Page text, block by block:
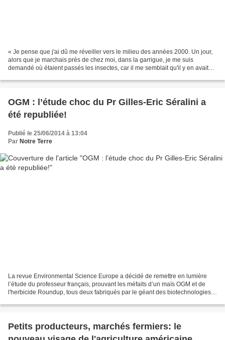
« Je pense que j'ai dû me réveiller vers le milieu des années 2000. Un jour,
alors que je marchais près de chez moi, dans la garrigue, je me suis
demandé où étaient passés les insectes, car il me semblait qu'il y en avait
OGM : l’étude choc du Pr Gilles-Eric Séralini a
été republiée!
Publié le 25/06/2014 à 13:04
Par Notre Terre
La revue Environmental Science Europe a décidé de remettre en lumière
l’étude du professeur français, prouvant les méfaits d’un maïs OGM et de
l'herbicide Roundup, tous deux fabriqués par le géant des biotechnologies
Petits producteurs, marchés fermiers: le